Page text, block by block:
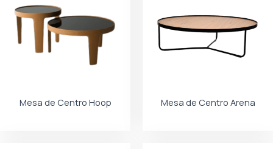
Mesa de Centro Hoop Mesa de Centro Arena